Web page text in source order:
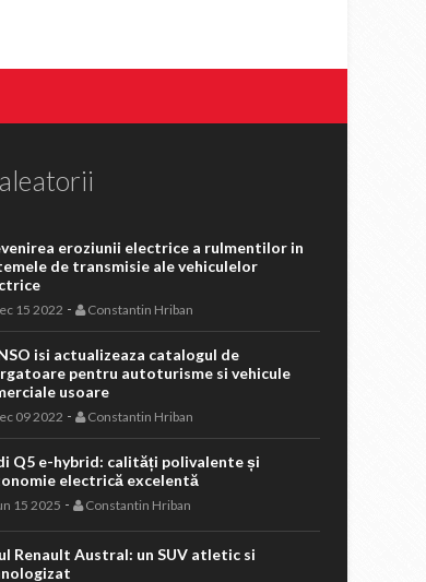
eroziunii electrice a rulmentilor in
de transmisie ale vehiculelor
15 2022 - Constantin Hriban
isi actualizeaza catalogul de
pentru autoturisme si vehicule
usoare
09 2022 - Constantin Hriban
Q5 e-hybrid: calități polivalente și
electrică excelentă
15 2025 - Constantin Hriban
Renault Austral: un SUV atletic si